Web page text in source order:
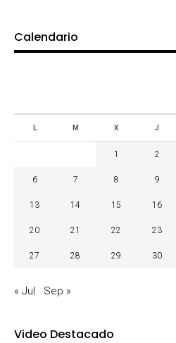
Calendario
L M X J
1 2
6 7 8 9
13 14 15 16
20 21 22 23
27 28 29 30
« Jul Sep »
Video Destacado